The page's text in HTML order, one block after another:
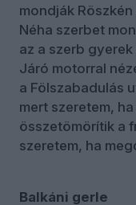
mondják
Néha szerbet
az a szerb
Járó motorral
a Fölszabadulás
mert szeretem,
összetömörítik a
szeretem, ha
Balkáni gerle